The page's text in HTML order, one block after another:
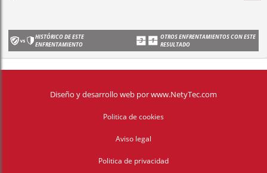
HISTÓRICO DE ESTE
ENFRENTAMIENTO
OTROS ENFRENTAMIENTOS CON ESTE
RESULTADO
Diseño y desarrollo web porwww.NetyTec.com
Politica de cookies
Aviso legal
Politica de privacidad